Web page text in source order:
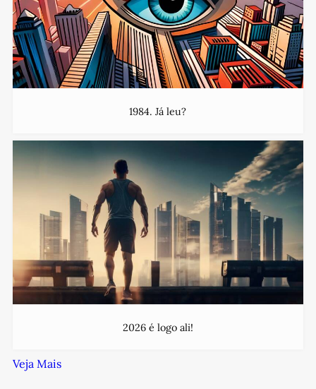
1984. Já leu?
2026 é logo ali!
Veja Mais